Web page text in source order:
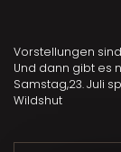
Vorstellungen sind
Und dann gibt es
Samstag,23. Juli
Wildshut